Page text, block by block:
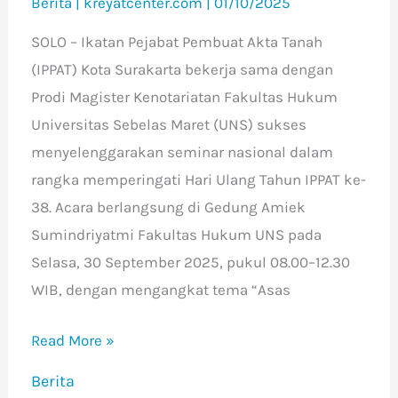
SOLO – Ikatan Pejabat Pembuat Akta Tanah
(IPPAT) Kota Surakarta bekerja sama dengan
Prodi Magister Kenotariatan Fakultas Hukum
Universitas Sebelas Maret (UNS) sukses
menyelenggarakan seminar nasional dalam
rangka memperingati Hari Ulang Tahun IPPAT ke-
38. Acara berlangsung di Gedung Amiek
Sumindriyatmi Fakultas Hukum UNS pada
Selasa, 30 September 2025, pukul 08.00–12.30
WIB, dengan mengangkat tema “Asas
Read More »
Berita